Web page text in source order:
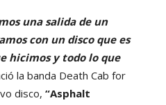
una salida de un
con un disco que es
hicimos y todo lo que
la banda Death Cab for
disco, “Asphalt